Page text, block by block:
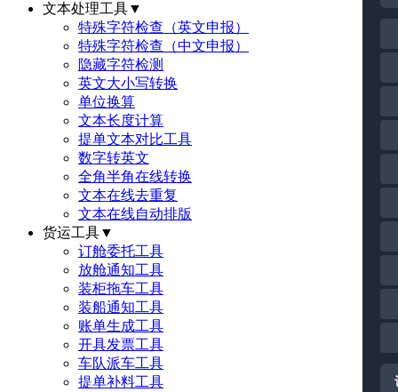
文本处理工具▼
特殊字符检查（英文申报）
特殊字符检查（中文申报）
隐藏字符检测
英文大小写转换
单位换算
文本长度计算
提单文本对比工具
数字转英文
全角半角在线转换
文本在线去重复
文本在线自动排版
货运工具▼
订舱委托工具
放舱通知工具
装柜拖车工具
装船通知工具
账单生成工具
开具发票工具
车队派车工具
提单补料工具